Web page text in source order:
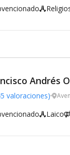
Andrés
valoraciones)
Laico